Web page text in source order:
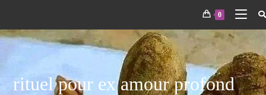
0
rituel pour ex amour profond